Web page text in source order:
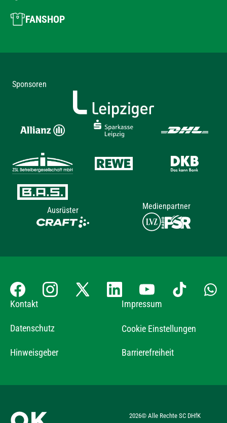
FANSHOP
Sponsoren
Ausrüster Medienpartner
Kontakt Impressum
Datenschutz Cookie Einstellungen
Hinweisgeber Barrierefreiheit
2026© Alle Rechte SC DHfK